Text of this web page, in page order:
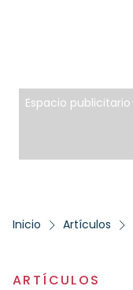
Espacio publicitario
Inicio Artículos
ARTÍCULOS